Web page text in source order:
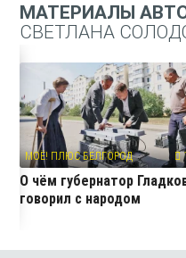
МАТЕРИАЛЫ
СВЕТЛАНА
МОЁ! ПЛЮС БЕЛГОРОД
О чём губернатор
говорил с народом